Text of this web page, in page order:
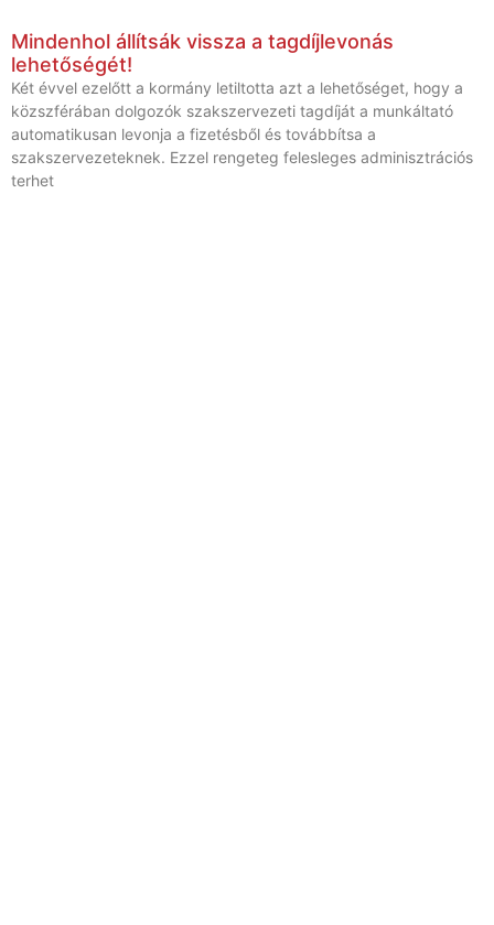
Mindenhol állítsák vissza a tagdíjlevonás
lehetőségét!
Két évvel ezelőtt a kormány letiltotta azt a lehetőséget, hogy a
közszférában dolgozók szakszervezeti tagdíját a munkáltató
automatikusan levonja a fizetésből és továbbítsa a
szakszervezeteknek. Ezzel rengeteg felesleges adminisztrációs
terhet